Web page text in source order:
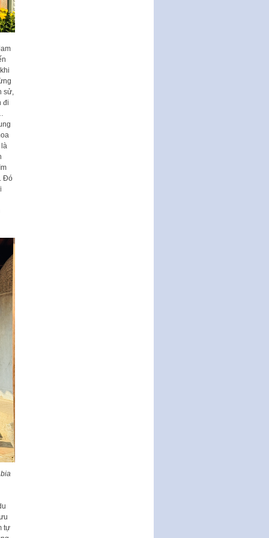
sử,
đi
là
Đó
tự